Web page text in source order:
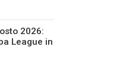
2026:
League in